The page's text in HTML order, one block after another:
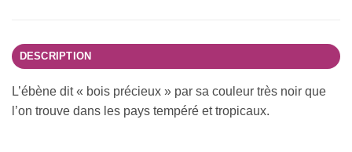
DESCRIPTION
L’ébène dit « bois précieux » par sa couleur très noir que
l’on trouve dans les pays tempéré et tropicaux.